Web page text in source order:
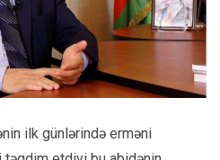
ilk günlərində erməni